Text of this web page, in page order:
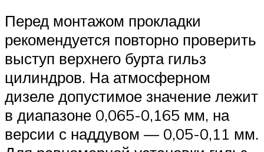
Перед монтажом прокладки
рекомендуется повторно проверить
выступ верхнего бурта гильз
цилиндров. На атмосферном
дизеле допустимое значение лежит
в диапазоне 0,065-0,165 мм, на
версии с наддувом — 0,05-0,11 мм.